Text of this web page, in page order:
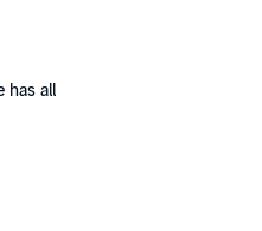
has all